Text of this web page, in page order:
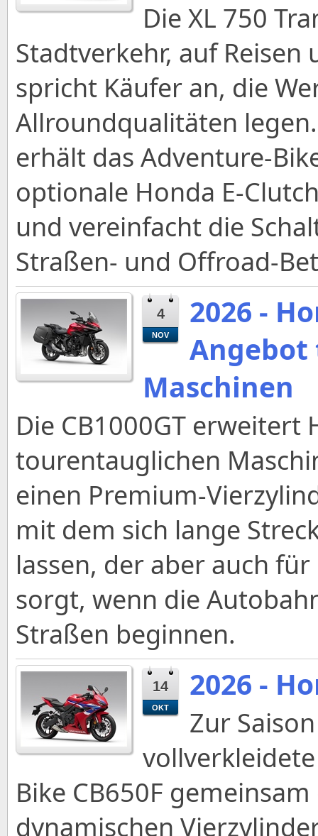
Die XL 750
Stadtverkehr, auf Reisen
spricht Käufer an, die
Allroundqualitäten
erhält das Adventure-
optionale Honda E-
und vereinfacht die
Straßen- und Offroad-
4
NOV
2026 -
Maschinen
Die CB1000GT erweitert
tourentauglichen
einen Premium-
mit dem sich lange
lassen, der aber auch
sorgt, wenn die
Straßen beginnen.
14
OKT
2026 -
Zur
Bike CB650F
dynamischen